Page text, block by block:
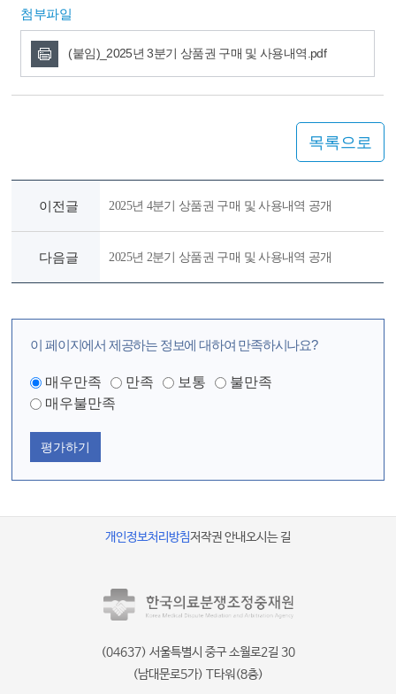
첨부파일
(붙임)_2025년 3분기 상품권 구매 및 사용내역.pdf
목록으로
이전글 2025년 4분기 상품권 구매 및 사용내역 공개
다음글 2025년 2분기 상품권 구매 및 사용내역 공개
이 페이지에서 제공하는 정보에 대하여 만족하시나요?
매우만족 만족 보통
불만족
매우불만족
평가하기
개인정보처리방침저작권 안내오시는 길
(04637) 서울특별시 중구 소월로2길 30
(남대문로5가) T타워(8층)